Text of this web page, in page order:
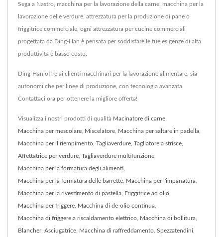
Sega a Nastro, macchina per la lavorazione della carne, macchina per la
lavorazione delle verdure, attrezzatura per la produzione di pane o
friggitrice commerciale, ogni attrezzatura per cucine commerciali
progettata da Ding-Han è pensata per soddisfare le tue esigenze di alta
produttività e basso costo.
Ding-Han offre ai clienti macchinari per la lavorazione alimentare, sia
autonomi che per linee di produzione, con tecnologia avanzata.
Contattaci ora per ottenere la migliore offerta!
Visualizza i nostri prodotti di qualità Macinatore di carne
Macchina per mescolare Miscelatore Macchina per saltare in padella
Macchina per il riempimento Tagliaverdure Tagliatore a strisce
Affettatrice per verdure Tagliaverdure multifunzione
Macchina per la formatura degli alimenti
Macchina per la formatura delle barrette Macchina per l'impanatura
Macchina per la rivestimento di pastella Friggitrice ad olio
Macchina per friggere Macchina di de-olio continua
Macchina di friggere a riscaldamento elettrico Macchina di bollitura
Blancher, Asciugatrice Macchina di raffreddamento Spezzatendini